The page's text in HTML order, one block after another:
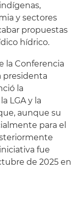
y sectores
propuestas
hídrico.
la Conferencia
presidenta
la
LGA y la
aunque su
para el
fue
de 2025 en